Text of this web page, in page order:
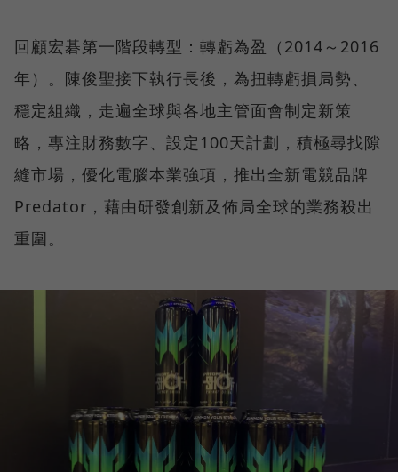
回顧宏碁第一階段轉型：轉虧為盈（2014～2016
年）。陳俊聖接下執行長後，為扭轉虧損局勢、
穩定組織，走遍全球與各地主管面會制定新策
略，專注財務數字、設定100天計劃，積極尋找隙
縫市場，優化電腦本業強項，推出全新電競品牌
Predator，藉由研發創新及佈局全球的業務殺出
重圍。